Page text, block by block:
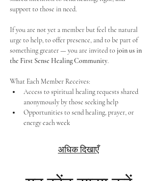
support to those in need.
If you are not yet a member but feel the natural
urge to help, to offer presence, and to be part of
something greater — you are invited to join us in
the First Sense Healing Community.
What Each Member Receives:
Access to spiritual healing requests shared
anonymously by those seeking help
Opportunities to send healing, prayer, or
energy each week
अधिक दिखाएँ